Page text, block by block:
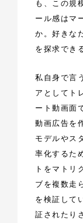
も、この規
ール感はマ
か。好きな
を探求でき
私自身で言
アとしてト
ート動画面
動画広告を
モデルやス
率化するた
トをマトリ
ブを複数走
を検証して
証されたり